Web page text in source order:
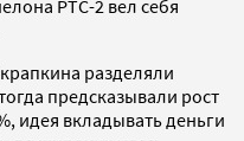
РТС-2 вел себя
разделяли
предсказывали рост
идея вкладывать деньги